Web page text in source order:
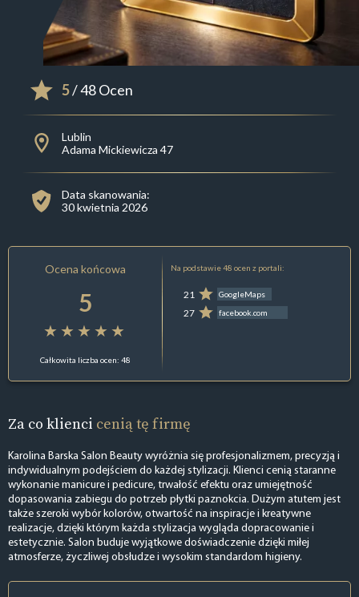
5/ 48 Ocen
Lublin
Adama Mickiewicza 47
Data skanowania:
30 kwietnia 2026
Ocena końcowa
5
Całkowita liczba ocen: 48
Na podstawie 48 ocen z portali:
21 GoogleMaps
27 facebook.com
Za co klienci cenią tę firmę
Karolina Barska Salon Beauty wyróżnia się profesjonalizmem, precyzją i
indywidualnym podejściem do każdej stylizacji. Klienci cenią staranne
wykonanie manicure i pedicure, trwałość efektu oraz umiejętność
dopasowania zabiegu do potrzeb płytki paznokcia. Dużym atutem jest
także szeroki wybór kolorów, otwartość na inspiracje i kreatywne
realizacje, dzięki którym każda stylizacja wygląda dopracowanie i
estetycznie. Salon buduje wyjątkowe doświadczenie dzięki miłej
atmosferze, życzliwej obsłudze i wysokim standardom higieny.